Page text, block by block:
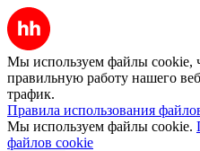
Мы используем файлы cookie,
правильную работу нашего
трафик.
Правила использования
Мы используем файлы cookie.
файлов cookie